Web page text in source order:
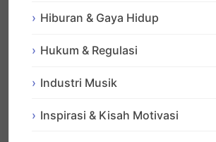
Hiburan & Gaya Hidup
Hukum & Regulasi
Industri Musik
Inspirasi & Kisah Motivasi